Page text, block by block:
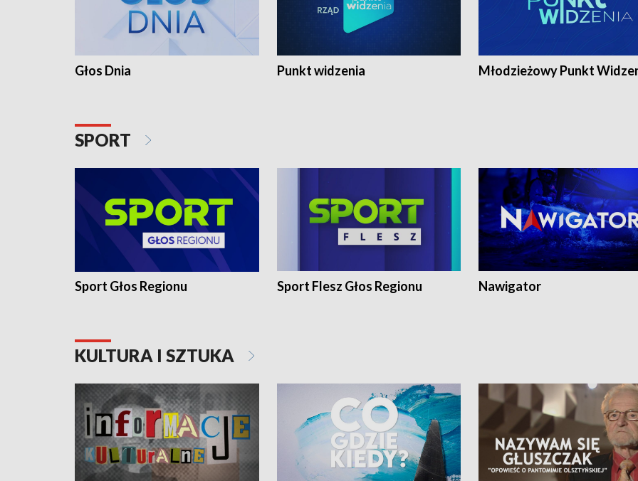
Głos Dnia Punkt widzenia Młodzieżowy Punkt
SPORT
Sport Głos Regionu Sport Flesz Głos Regionu Nawigator
KULTURA I SZTUKA